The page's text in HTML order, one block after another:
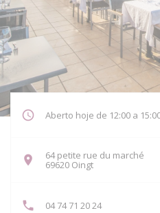
Aberto hoje de 12:00 a
64 petite rue du marché
69620 Oingt((abre numa
04 74 71 20 24